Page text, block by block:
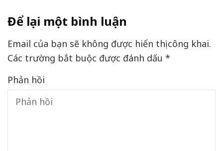
Để lại một bình luận
Email của bạn sẽ không được hiển thị công khai.
Các trường bắt buộc được đánh dấu *
Phản hồi